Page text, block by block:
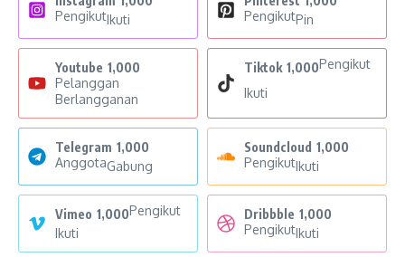
PengikutIkuti
PengikutPin
Youtube 1,000
Pelanggan
Berlangganan
Tiktok 1,000Pengikut
Ikuti
Telegram 1,000
AnggotaGabung
Soundcloud 1,000
PengikutIkuti
Vimeo 1,000Pengikut
Ikuti
Dribbble 1,000
PengikutIkuti